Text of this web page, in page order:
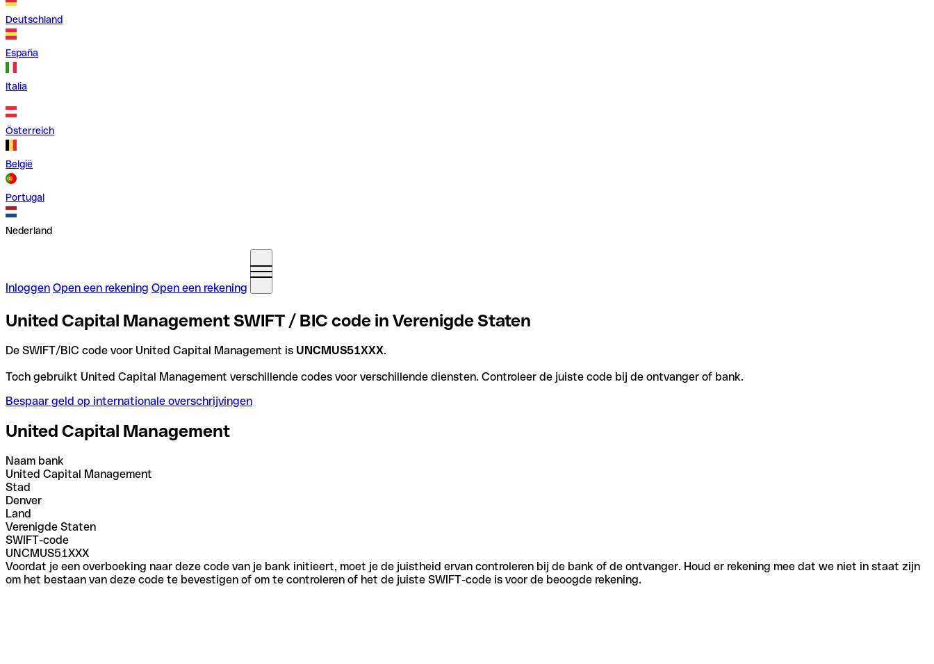
Deutschland
España
Italia
Österreich
België
Portugal
Nederland
Inloggen Open een rekening Open een rekening
United Capital Management SWIFT / BIC code in Verenigde Staten
De SWIFT/BIC code voor United Capital Management is UNCMUS51XXX.
Toch gebruikt United Capital Management verschillende codes voor verschillende diensten. Controleer de juiste code bij de ontvanger of bank.
Bespaar geld op internationale overschrijvingen
United Capital Management
Naam bank
United Capital Management
Stad
Denver
Land
Verenigde Staten
SWIFT-code
UNCMUS51XXX
Voordat je een overboeking naar deze code van je bank initieert, moet je de juistheid ervan controleren bij de bank of de ontvanger. Houd er rekening mee dat we niet in staat zijn
om het bestaan van deze code te bevestigen of om te controleren of het de juiste SWIFT-code is voor de beoogde rekening.